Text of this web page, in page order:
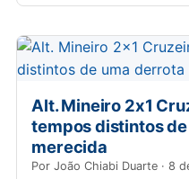
Alt. Mineiro 2x1
tempos distintos
merecida
Por João Chiabi Duarte · 8